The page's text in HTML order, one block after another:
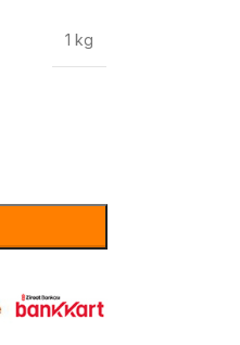
1 kg